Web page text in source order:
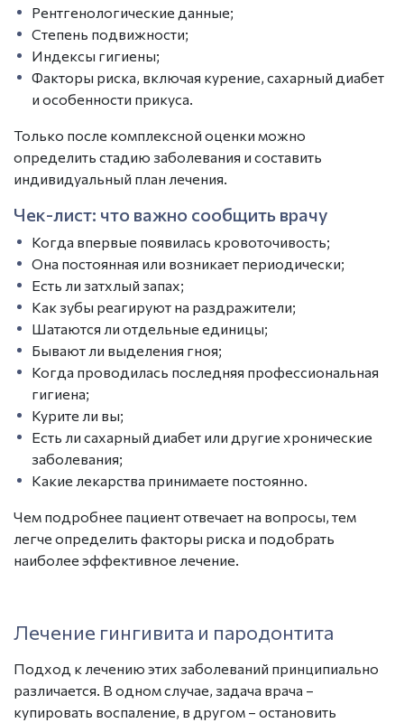
Рентгенологические данные;
Степень подвижности;
Индексы гигиены;
Факторы риска, включая курение, сахарный диабет
и особенности прикуса.
Только после комплексной оценки можно
определить стадию заболевания и составить
индивидуальный план лечения.
Чек-лист: что важно сообщить врачу
Когда впервые появилась кровоточивость;
Она постоянная или возникает периодически;
Есть ли затхлый запах;
Как зубы реагируют на раздражители;
Шатаются ли отдельные единицы;
Бывают ли выделения гноя;
Когда проводилась последняя профессиональная
гигиена;
Курите ли вы;
Есть ли сахарный диабет или другие хронические
заболевания;
Какие лекарства принимаете постоянно.
Чем подробнее пациент отвечает на вопросы, тем
легче определить факторы риска и подобрать
наиболее эффективное лечение.
Лечение гингивита и пародонтита
Подход к лечению этих заболеваний принципиально
различается. В одном случае, задача врача –
купировать воспаление, в другом – остановить